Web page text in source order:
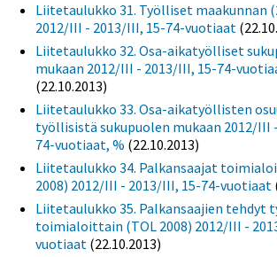
Liitetaulukko 31. Työlliset maakunnan
2012/III - 2013/III, 15-74-vuotiaat
Liitetaulukko 32. Osa-aikatyölliset
mukaan 2012/III - 2013/III, 15-74-
(22.10.2013)
Liitetaulukko 33. Osa-aikatyöllisten
työllisistä sukupuolen mukaan 2012/III
74-vuotiaat, % (22.10.2013)
Liitetaulukko 34. Palkansaajat
2008) 2012/III - 2013/III, 15-74-vuotiaat
Liitetaulukko 35. Palkansaajien tehdyt
toimialoittain (TOL 2008) 2012/III -
vuotiaat (22.10.2013)